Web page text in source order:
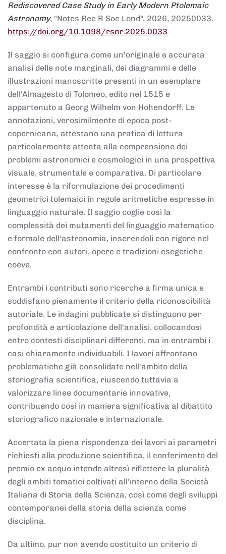
Rediscovered Case Study in Early Modern Ptolemaic
Astronomy, "Notes Rec R Soc Lond", 2026, 20250033.
https://doi.org/10.1098/rsnr.2025.0033
Il saggio si configura come un'originale e accurata
analisi delle note marginali, dei diagrammi e delle
illustrazioni manoscritte presenti in un esemplare
dell'Almagesto di Tolomeo, edito nel 1515 e
appartenuto a Georg Wilhelm von Hohendorff. Le
annotazioni, verosimilmente di epoca post-
copernicana, attestano una pratica di lettura
particolarmente attenta alla comprensione dei
problemi astronomici e cosmologici in una prospettiva
visuale, strumentale e comparativa. Di particolare
interesse è la riformulazione dei procedimenti
geometrici tolemaici in regole aritmetiche espresse in
linguaggio naturale. Il saggio coglie così la
complessità dei mutamenti del linguaggio matematico
e formale dell'astronomia, inserendoli con rigore nel
confronto con autori, opere e tradizioni esegetiche
coeve.
Entrambi i contributi sono ricerche a firma unica e
soddisfano pienamente il criterio della riconoscibilità
autoriale. Le indagini pubblicate si distinguono per
profondità e articolazione dell'analisi, collocandosi
entro contesti disciplinari differenti, ma in entrambi i
casi chiaramente individuabili. I lavori affrontano
problematiche già consolidate nell'ambito della
storiografia scientifica, riuscendo tuttavia a
valorizzare linee documentarie innovative,
contribuendo così in maniera significativa al dibattito
storiografico nazionale e internazionale.
Accertata la piena rispondenza dei lavori ai parametri
richiesti alla produzione scientifica, il conferimento del
premio ex aequo intende altresì riflettere la pluralità
degli ambiti tematici coltivati all'interno della Società
Italiana di Storia della Scienza, così come degli sviluppi
contemporanei della storia della scienza come
disciplina.
Da ultimo, pur non avendo costituito un criterio di